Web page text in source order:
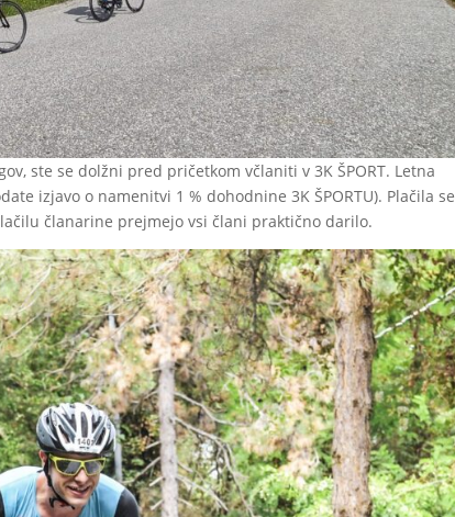
ste se dolžni pred pričetkom včlaniti v 3K ŠPORT. Letna
izjavo o namenitvi 1 % dohodnine 3K ŠPORTU). Plačila se
članarine prejmejo vsi člani praktično darilo.